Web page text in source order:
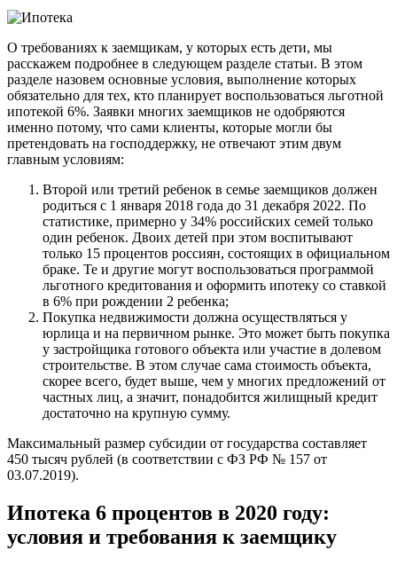
О требованиях к заемщикам, у которых есть дети, мы
расскажем подробнее в следующем разделе статьи. В этом
разделе назовем основные условия, выполнение которых
обязательно для тех, кто планирует воспользоваться льготной
ипотекой 6%. Заявки многих заемщиков не одобряются
именно потому, что сами клиенты, которые могли бы
претендовать на господдержку, не отвечают этим двум
главным условиям:
Второй или третий ребенок в семье заемщиков должен
родиться с 1 января 2018 года до 31 декабря 2022. По
статистике, примерно у 34% российских семей только
один ребенок. Двоих детей при этом воспитывают
только 15 процентов россиян, состоящих в официальном
браке. Те и другие могут воспользоваться программой
льготного кредитования и оформить ипотеку со ставкой
в 6% при рождении 2 ребенка;
Покупка недвижимости должна осуществляться у
юрлица и на первичном рынке. Это может быть покупка
у застройщика готового объекта или участие в долевом
строительстве. В этом случае сама стоимость объекта,
скорее всего, будет выше, чем у многих предложений от
частных лиц, а значит, понадобится жилищный кредит
достаточно на крупную сумму.
Максимальный размер субсидии от государства составляет
450 тысяч рублей (в соответствии с ФЗ РФ № 157 от
03.07.2019).
Ипотека 6 процентов в 2020 году:
условия и требования к заемщику